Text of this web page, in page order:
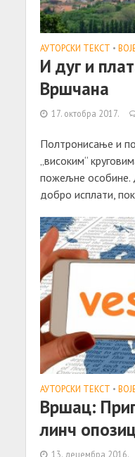
АУТОРСКИ ТЕКСТ •
И дуг и
Вршчана
17. октобра 2017.
Полтронисање и
„високим“
пожељне особине.
добро исплати,
АУТОРСКИ ТЕКСТ •
Вршац:
линч
13. децембра 2016.